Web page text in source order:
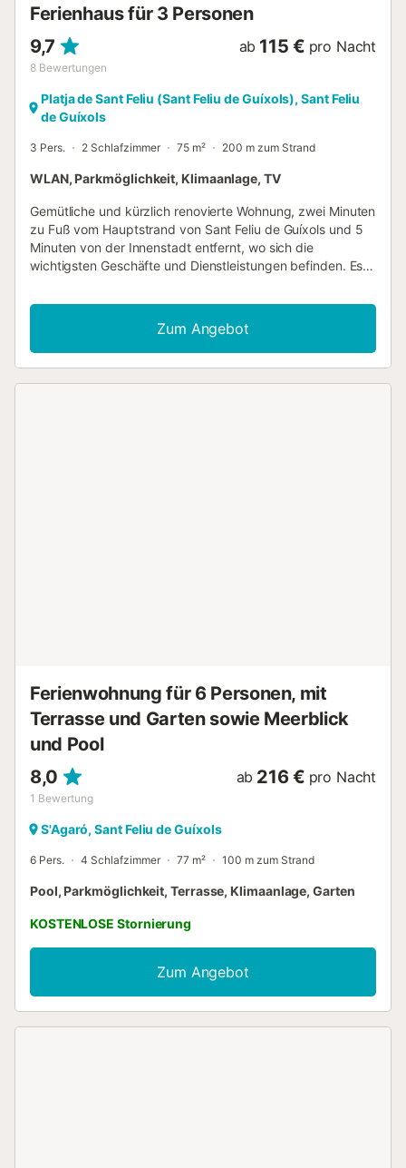
Ferienhaus für 3 Personen
9,7
8 Bewertungen
ab 115 € pro Nacht
Platja de Sant Feliu (Sant Feliu de Guíxols), Sant Feliu
de Guíxols
3 Pers. 2 Schlafzimmer 75 m² 200 m zum Strand
WLAN, Parkmöglichkeit, Klimaanlage, TV
Gemütliche und kürzlich renovierte Wohnung, zwei Minuten
zu Fuß vom Hauptstrand von Sant Feliu de Guíxols und 5
Minuten von der Innenstadt entfernt, wo sich die
wichtigsten Geschäfte und Dienstleistungen befinden. Es
einem Badezimmer, einer voll ausgestatteten Küche und
einem freundlichen Wohnzimmer, in dem Sie sich wie zu
Hause fühlen werden. Es hat einen Parkplatz. Finca mit
wenigen Nachbarn, ruhig und mit Lift....
Zum Angebot
Ferienwohnung für 6 Personen, mit
Terrasse und Garten sowie Meerblick
und Pool
8,0
1 Bewertung
ab 216 € pro Nacht
S'Agaró, Sant Feliu de Guíxols
6 Pers. 4 Schlafzimmer 77 m² 100 m zum Strand
Pool, Parkmöglichkeit, Terrasse, Klimaanlage, Garten
KOSTENLOSE Stornierung
Zum Angebot